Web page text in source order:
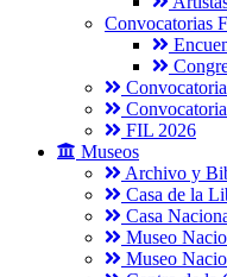
Convocatorias
FIL 2026
Museos
Archivo y
Casa de la
Casa
Museo
Museo